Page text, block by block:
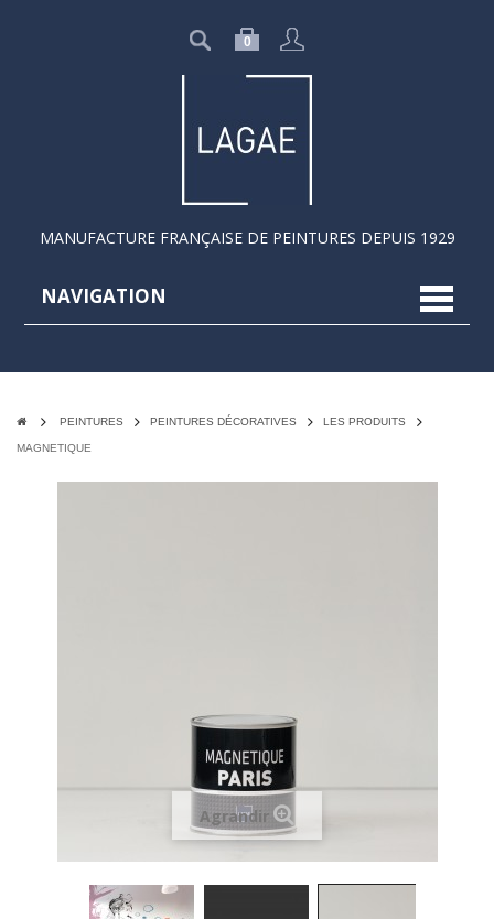
0
MANUFACTURE FRANÇAISE DE PEINTURES DEPUIS 1929
NAVIGATION
PEINTURES PEINTURES DÉCORATIVES LES PRODUITS
MAGNETIQUE
Agrandir